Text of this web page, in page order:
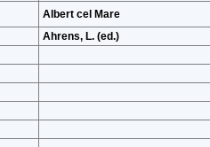
Albert cel Mare
Ahrens, L. (ed.)